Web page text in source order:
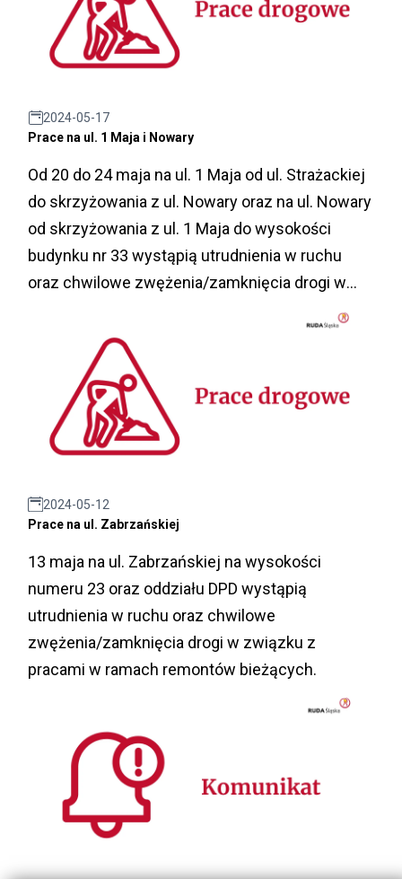
2024-05-17
Prace na ul. 1 Maja i Nowary
Od 20 do 24 maja na ul. 1 Maja od ul. Strażackiej
do skrzyżowania z ul. Nowary oraz na ul. Nowary
od skrzyżowania z ul. 1 Maja do wysokości
budynku nr 33 wystąpią utrudnienia w ruchu
oraz chwilowe zwężenia/zamknięcia drogi w
2024-05-12
Prace na ul. Zabrzańskiej
13 maja na ul. Zabrzańskiej na wysokości
numeru 23 oraz oddziału DPD wystąpią
utrudnienia w ruchu oraz chwilowe
zwężenia/zamknięcia drogi w związku z
pracami w ramach remontów bieżących.